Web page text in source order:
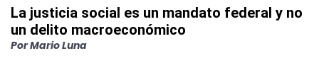
La justicia social es un mandato federal y no
un delito macroeconómico
PorMario Luna